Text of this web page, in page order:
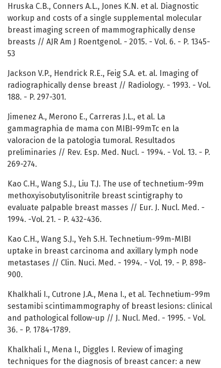
Hruska C.B., Conners A.L., Jones K.N. et al. Diagnostic
workup and costs of a single supplemental molecular
breast imaging screen of mammographically dense
breasts // AJR Am J Roentgenol. - 2015. - Vol. 6. - P. 1345-
53
Jackson V.P., Hendrick R.E., Feig S.A. et. al. Imaging of
radiographically dense breast // Radiology. - 1993. - Vol.
188. - P. 297-301.
Jimenez A., Merono E., Carreras J.L., et al. La
gammagraphia de mama con MIBI-99mTc en la
valoracion de la patologia tumoral. Resultados
preliminaries // Rev. Esp. Med. Nucl. - 1994. - Vol. 13. - P.
269-274.
Kao C.H., Wang S.J., Liu T.J. The use of technetium-99m
methoxyisobutylisonitrile breast scintigraphy to
evaluate palpable breast masses // Eur. J. Nucl. Med. -
1994. -Vol. 21. - P. 432-436.
Kao C.H., Wang S.J., Yeh S.H. Technetium-99m-MIBI
uptake in breast carcinoma and axillary lymph node
metastases // Clin. Nuci. Med. - 1994. - Vol. 19. - P. 898-
900.
Khalkhali I., Cutrone J.A., Mena I., et al. Technetium-99m
sestamibi scintimammography of breast lesions: clinical
and pathological follow-up // J. Nucl. Med. - 1995. - Vol.
36. - P. 1784-1789.
Khalkhali I., Mena I., Diggles I. Review of imaging
techniques for the diagnosis of breast cancer: a new